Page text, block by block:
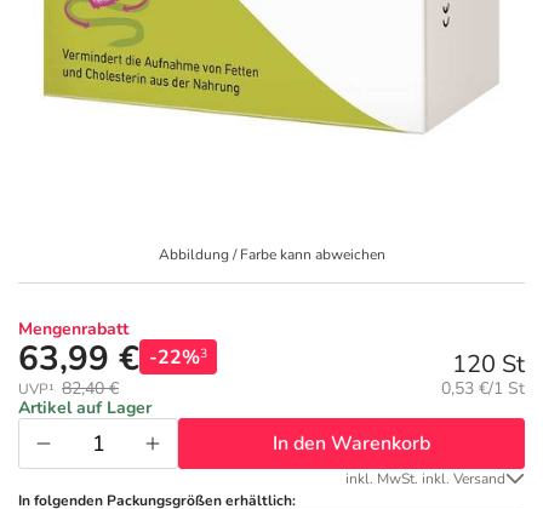
Diabetes
Körperpflege & Kosmetik
Mutter & Kind
Nahrungsergänzung
Natur & Homöopathie
Sanitätshaus
Geschenkideen
Aktuelle Coupons
Reiseapotheke
Insektenschutz
Sonnenpflege
Sommerpflege für Haar und Kopfhaut
Fragen und Antworten
Beliebte Beiträge
E-Rezept einlösen
E-Rezept App
5% Extra Cash
Avene & Ducray Deals
Evolsin Deals
Frontline & Frontpro Deals
Nattermann Deals
R(h)ein Nutrition Deals
Abbildung / Farbe kann abweichen
Mengenrabatt
63,99 € -22%3
UVP¹ 82,40 €
120 St
Grundpreis:
0,53 €/1 St
Artikel auf Lager
In den Warenkorb
inkl. MwSt. inkl. Versand
In folgenden Packungsgrößen erhältlich: